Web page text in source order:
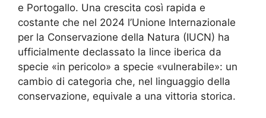
e Portogallo. Una crescita così rapida e
costante che nel 2024 l’Unione Internazionale
per la Conservazione della Natura (IUCN) ha
ufficialmente declassato la lince iberica da
specie «in pericolo» a specie «vulnerabile»: un
cambio di categoria che, nel linguaggio della
conservazione, equivale a una vittoria storica.